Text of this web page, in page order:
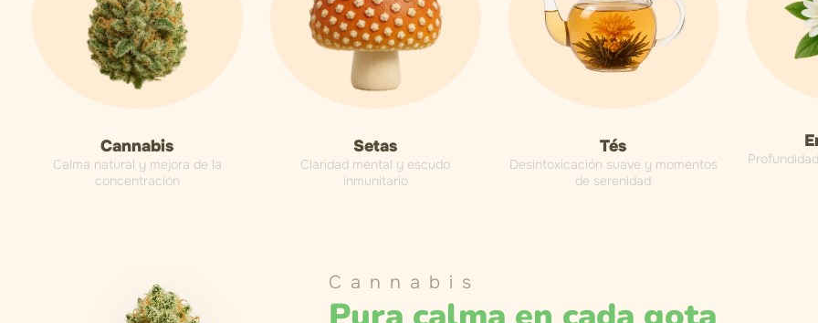
Cannabis
Calma natural y mejora de la
concentración
Setas
Claridad mental y escudo
inmunitario
Tés
Desintoxicación suave y momentos
de serenidad
Cannabis